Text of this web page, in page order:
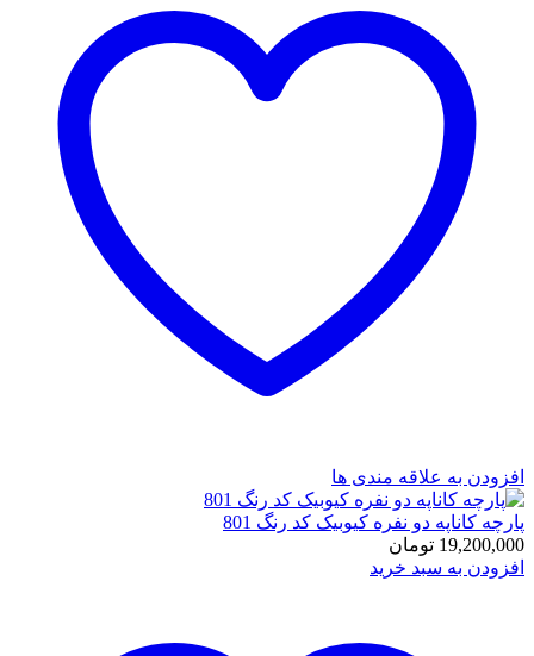
افزودن به علاقه مندی ها
پارچه کاناپه دو نفره کیوبیک کد رنگ 801
19,200,000 تومان
افزودن به سبد خرید